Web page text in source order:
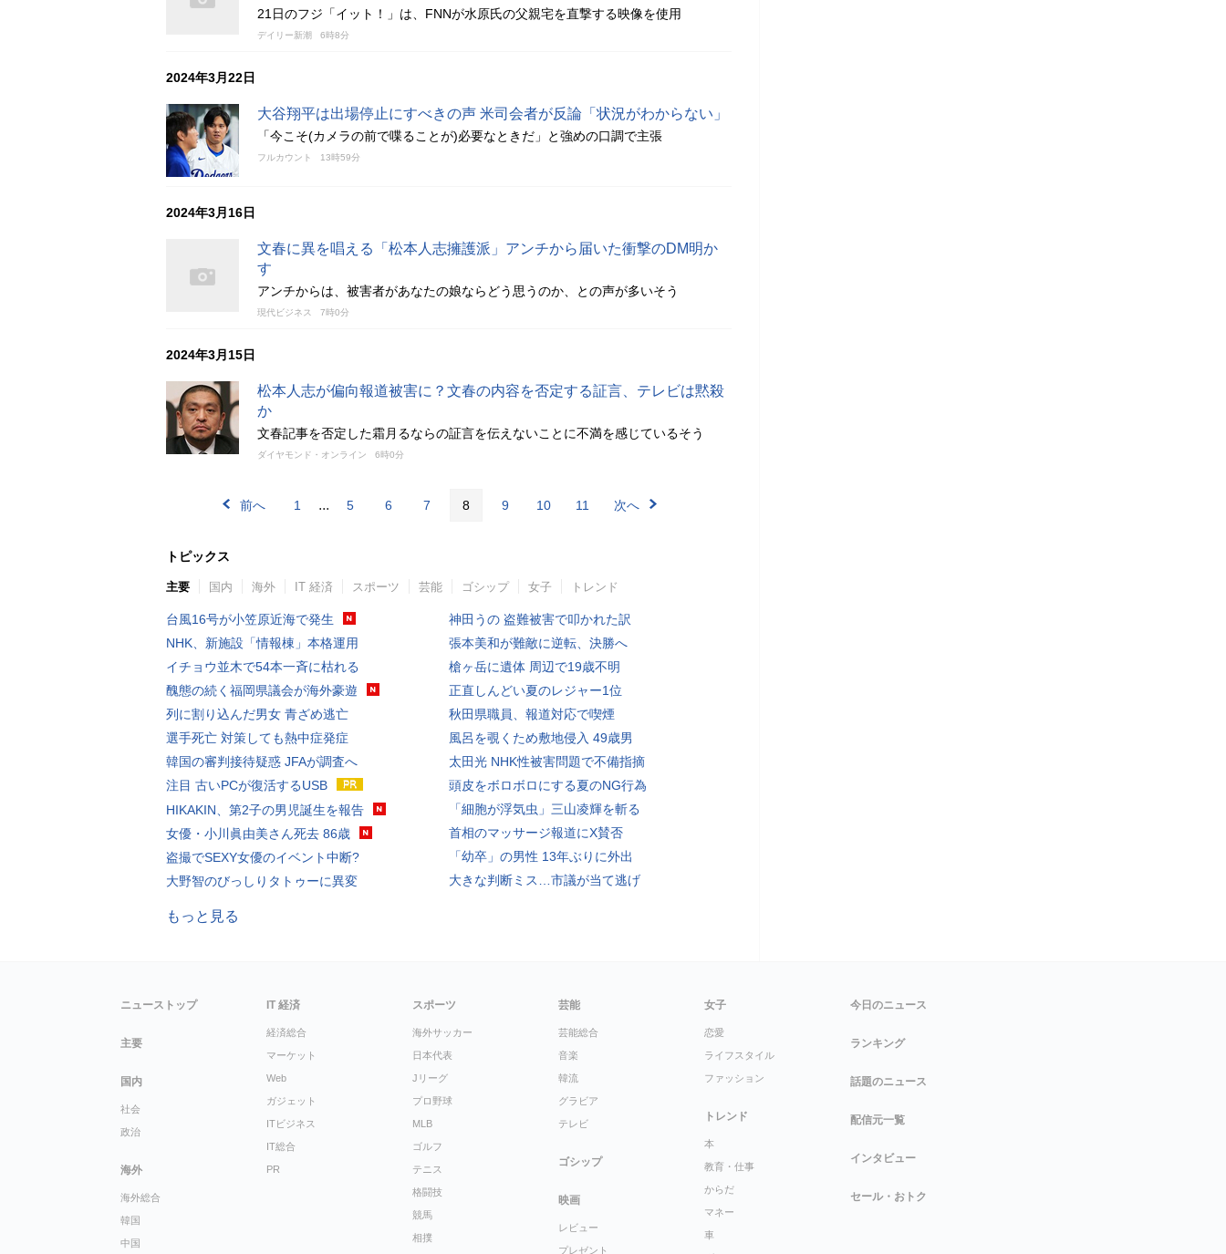
21日のフジ「イット！」は、FNNが水原氏の父親宅を直撃する映像を使用
デイリー新潮 6時8分
2024年3月22日
大谷翔平は出場停止にすべきの声 米司会者が反論「状況がわからない」
「今こそ(カメラの前で喋ることが)必要なときだ」と強めの口調で主張
フルカウント 13時59分
2024年3月16日
文春に異を唱える「松本人志擁護派」アンチから届いた衝撃のDM明か
す
アンチからは、被害者があなたの娘ならどう思うのか、との声が多いそう
現代ビジネス 7時0分
2024年3月15日
松本人志が偏向報道被害に？文春の内容を否定する証言、テレビは黙殺
か
文春記事を否定した霜月るならの証言を伝えないことに不満を感じているそう
ダイヤモンド・オンライン 6時0分
前へ 1 ... 5 6 7 8 9 10 11 次へ
トピックス
主要 国内 海外 IT 経済 スポーツ 芸能 ゴシップ 女子 トレンド
台風16号が小笠原近海で発生
NHK、新施設「情報棟」本格運用
イチョウ並木で54本一斉に枯れる
醜態の続く福岡県議会が海外豪遊
列に割り込んだ男女 青ざめ逃亡
選手死亡 対策しても熱中症発症
韓国の審判接待疑惑 JFAが調査へ
注目 古いPCが復活するUSB
HIKAKIN、第2子の男児誕生を報告
女優・小川眞由美さん死去 86歳
盗撮でSEXY女優のイベント中断?
大野智のびっしりタトゥーに異変
神田うの 盗難被害で叩かれた訳
張本美和が難敵に逆転、決勝へ
槍ヶ岳に遺体 周辺で19歳不明
正直しんどい夏のレジャー1位
秋田県職員、報道対応で喫煙
風呂を覗くため敷地侵入 49歳男
太田光 NHK性被害問題で不備指摘
頭皮をボロボロにする夏のNG行為
「細胞が浮気虫」三山凌輝を斬る
首相のマッサージ報道にX賛否
「幼卒」の男性 13年ぶりに外出
大きな判断ミス…市議が当て逃げ
もっと見る
ニューストップ
主要
国内
社会
政治
海外
海外総合
韓国
中国
IT 経済
経済総合
マーケット
Web
ガジェット
ITビジネス
IT総合
PR
スポーツ
海外サッカー
日本代表
Jリーグ
プロ野球
MLB
ゴルフ
テニス
格闘技
競馬
相撲
芸能
芸能総合
音楽
韓流
グラビア
テレビ
ゴシップ
映画
レビュー
プレゼント
女子
恋愛
ライフスタイル
ファッション
トレンド
本
教育・仕事
からだ
マネー
車
今日のニュース
ランキング
話題のニュース
配信元一覧
インタビュー
セール・おトク